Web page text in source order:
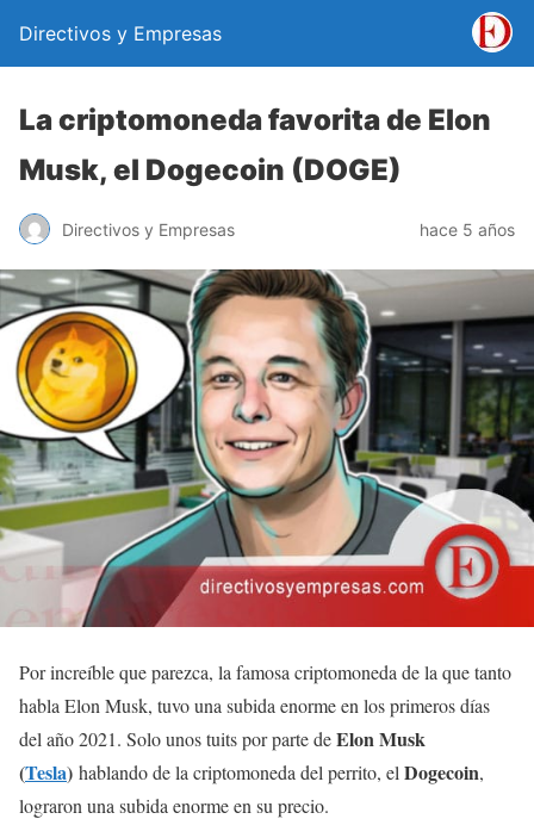
Directivos y Empresas
La criptomoneda favorita de Elon
Musk, el Dogecoin (DOGE)
Directivos y Empresas hace 5 años
Por increíble que parezca, la famosa criptomoneda de la que tanto
habla Elon Musk, tuvo una subida enorme en los primeros días
del año 2021. Solo unos tuits por parte deElon Musk
(Tesla) hablando de la criptomoneda del perrito, el Dogecoin,
lograron una subida enorme en su precio.